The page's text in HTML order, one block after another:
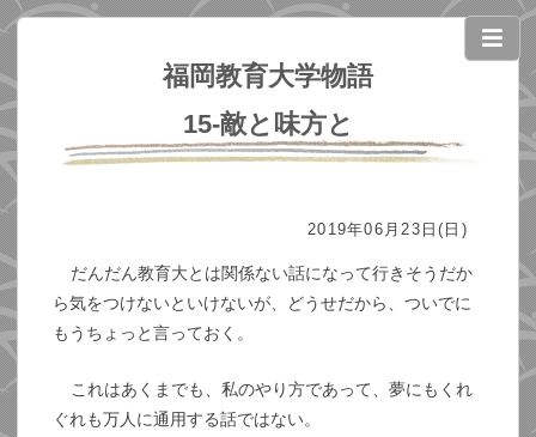
福岡教育大学物語
15-敵と味方と
2019年06月23日(日)
だんだん教育大とは関係ない話になって行きそうだか
ら気をつけないといけないが、どうせだから、ついでに
もうちょっと言っておく。
これはあくまでも、私のやり方であって、夢にもくれ
ぐれも万人に通用する話ではない。